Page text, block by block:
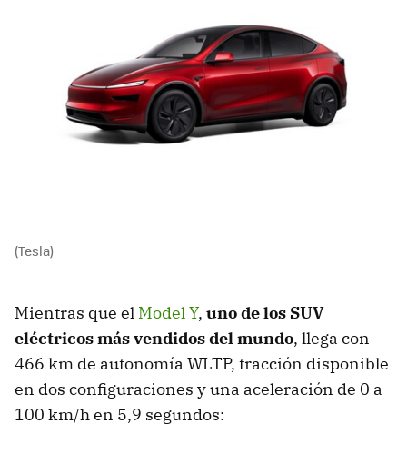
(Tesla)
Mientras que el Model Y, uno de los SUV
eléctricos más vendidos del mundo, llega con
466 km de autonomía WLTP, tracción disponible
en dos configuraciones y una aceleración de 0 a
100 km/h en 5,9 segundos: